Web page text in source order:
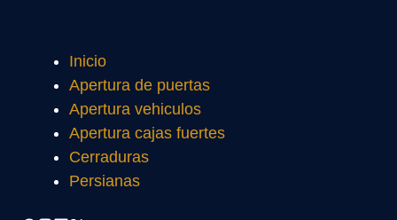
Inicio
Apertura de puertas
Apertura vehiculos
Apertura cajas fuertes
Cerraduras
Persianas